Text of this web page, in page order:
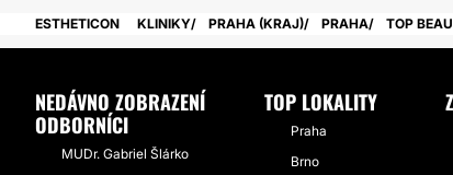
ESTHETICON KLINIKY PRAHA (KRAJ) PRAHA TOP
NEDÁVNO ZOBRAZENÍ
ODBORNÍCI
MUDr. Gabriel Šlárko
TOP LOKALITY
Praha
Brno